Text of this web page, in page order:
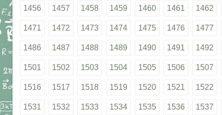
1456 1457 1458 1459 1460 1461 1462
1471 1472 1473 1474 1475 1476 1477
1486 1487 1488 1489 1490 1491 1492
1501 1502 1503 1504 1505 1506 1507
1516 1517 1518 1519 1520 1521 1522
1531 1532 1533 1534 1535 1536 1537